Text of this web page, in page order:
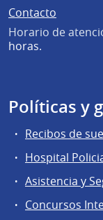
Contacto
Horario de
horas.
Políticas y
Recibos de
Hospital
Asistencia y
Concursos